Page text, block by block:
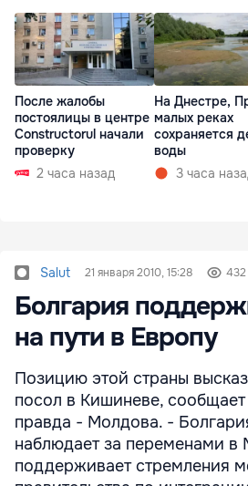
После жалобы
постоялицы в центре
Constructorul начали
проверку
2 часа назад
На Днестре,
малых реках
сохраняется
воды
3 часа
Salut 21 января 2010, 15:28 432
Болгария
на пути в Европу
Позицию этой страны
посол в Кишиневе,
правда - Молдова. -
наблюдает за переменами в
поддерживает стремления